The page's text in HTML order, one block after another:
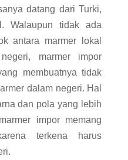
datang dari Turki,
Walaupun tidak ada
antara marmer lokal
marmer impor
membuatnya tidak
dalam negeri. Hal
dan pola yang lebih
impor memang
terkena harus